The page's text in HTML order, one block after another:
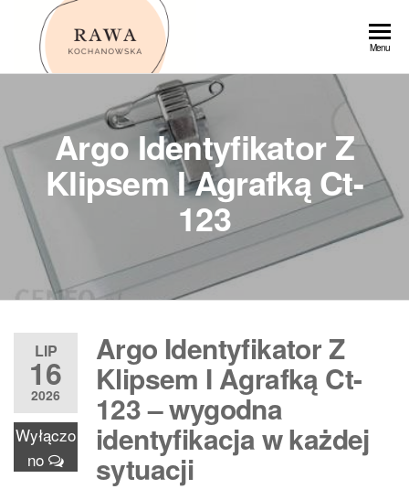
Przejdź
Menu
Argo Identyfikator Z
Klipsem I Agrafką Ct-
123
LIP
16
2026
Wyłączo
no
Argo Identyfikator Z
Klipsem I Agrafką Ct-
123 – wygodna
identyfikacja w każdej
sytuacji